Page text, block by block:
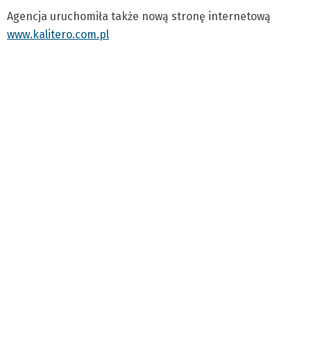
Agencja uruchomiła także nową stronę internetową
www.kalitero.com.pl